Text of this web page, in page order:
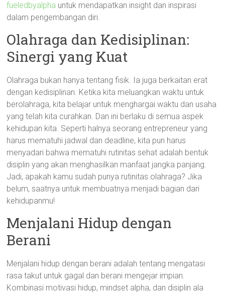
fueledbyalpha untuk mendapatkan insight dan inspirasi
dalam pengembangan diri.
Olahraga dan Kedisiplinan:
Sinergi yang Kuat
Olahraga bukan hanya tentang fisik. Ia juga berkaitan erat
dengan kedisiplinan. Ketika kita meluangkan waktu untuk
berolahraga, kita belajar untuk menghargai waktu dan usaha
yang telah kita curahkan. Dan ini berlaku di semua aspek
kehidupan kita. Seperti halnya seorang entrepreneur yang
harus mematuhi jadwal dan deadline, kita pun harus
menyadari bahwa mematuhi rutinitas sehat adalah bentuk
disiplin yang akan menghasilkan manfaat jangka panjang.
Jadi, apakah kamu sudah punya rutinitas olahraga? Jika
belum, saatnya untuk membuatnya menjadi bagian dari
kehidupanmu!
Menjalani Hidup dengan
Berani
Menjalani hidup dengan berani adalah tentang mengatasi
rasa takut untuk gagal dan berani mengejar impian.
Kombinasi motivasi hidup, mindset alpha, dan disiplin ala